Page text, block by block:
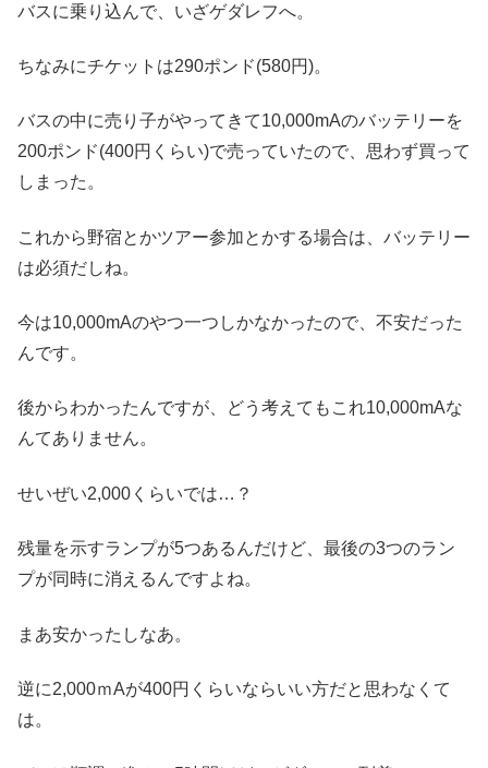
バスに乗り込んで、いざゲダレフへ。
ちなみにチケットは290ポンド(580円)。
バスの中に売り子がやってきて10,000mAのバッテリーを
200ポンド(400円くらい)で売っていたので、思わず買って
しまった。
これから野宿とかツアー参加とかする場合は、バッテリー
は必須だしね。
今は10,000mAのやつ一つしかなかったので、不安だった
んです。
後からわかったんですが、どう考えてもこれ10,000mAな
んてありません。
せいぜい2,000くらいでは…？
残量を示すランプが5つあるんだけど、最後の3つのラン
プが同時に消えるんですよね。
まあ安かったしなあ。
逆に2,000ｍAが400円くらいならいい方だと思わなくて
は。